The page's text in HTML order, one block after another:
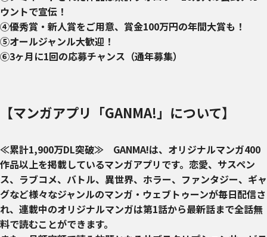
ウントで宣伝！
④優秀賞・新人賞をご用意、賞金100万円の年間大賞も！
⑤オールジャンル大歓迎！
⑥3ヶ月に1回の応募チャンス（通年募集）
【マンガアプリ「GANMA!」について】
≪累計1,900万DL突破≫ GANMA!は、オリジナルマンガ400
作品以上を掲載しているマンガアプリです。恋愛、サスペン
ス、ラブコメ、バトル、異世界、ホラー、ファンタジー、ギャ
グなど様々なジャンルのマンガ・ウェブトゥーンが毎日配信さ
れ、連載中のオリジナルマンガは第1話から最新話まで全話無
料で読むことができます。